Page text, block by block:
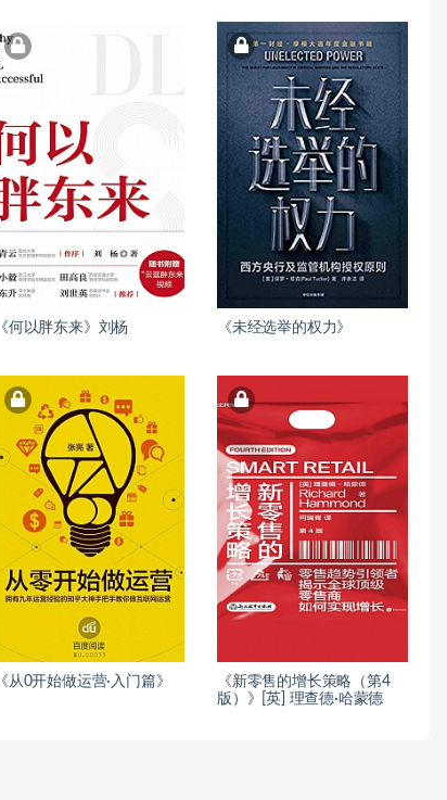
《何以胖东来》刘杨 《未经选举的权力》
《从0开始做运营·入门篇》
《新零售的增长策略（第4
版）》[英] 理查德·哈蒙德